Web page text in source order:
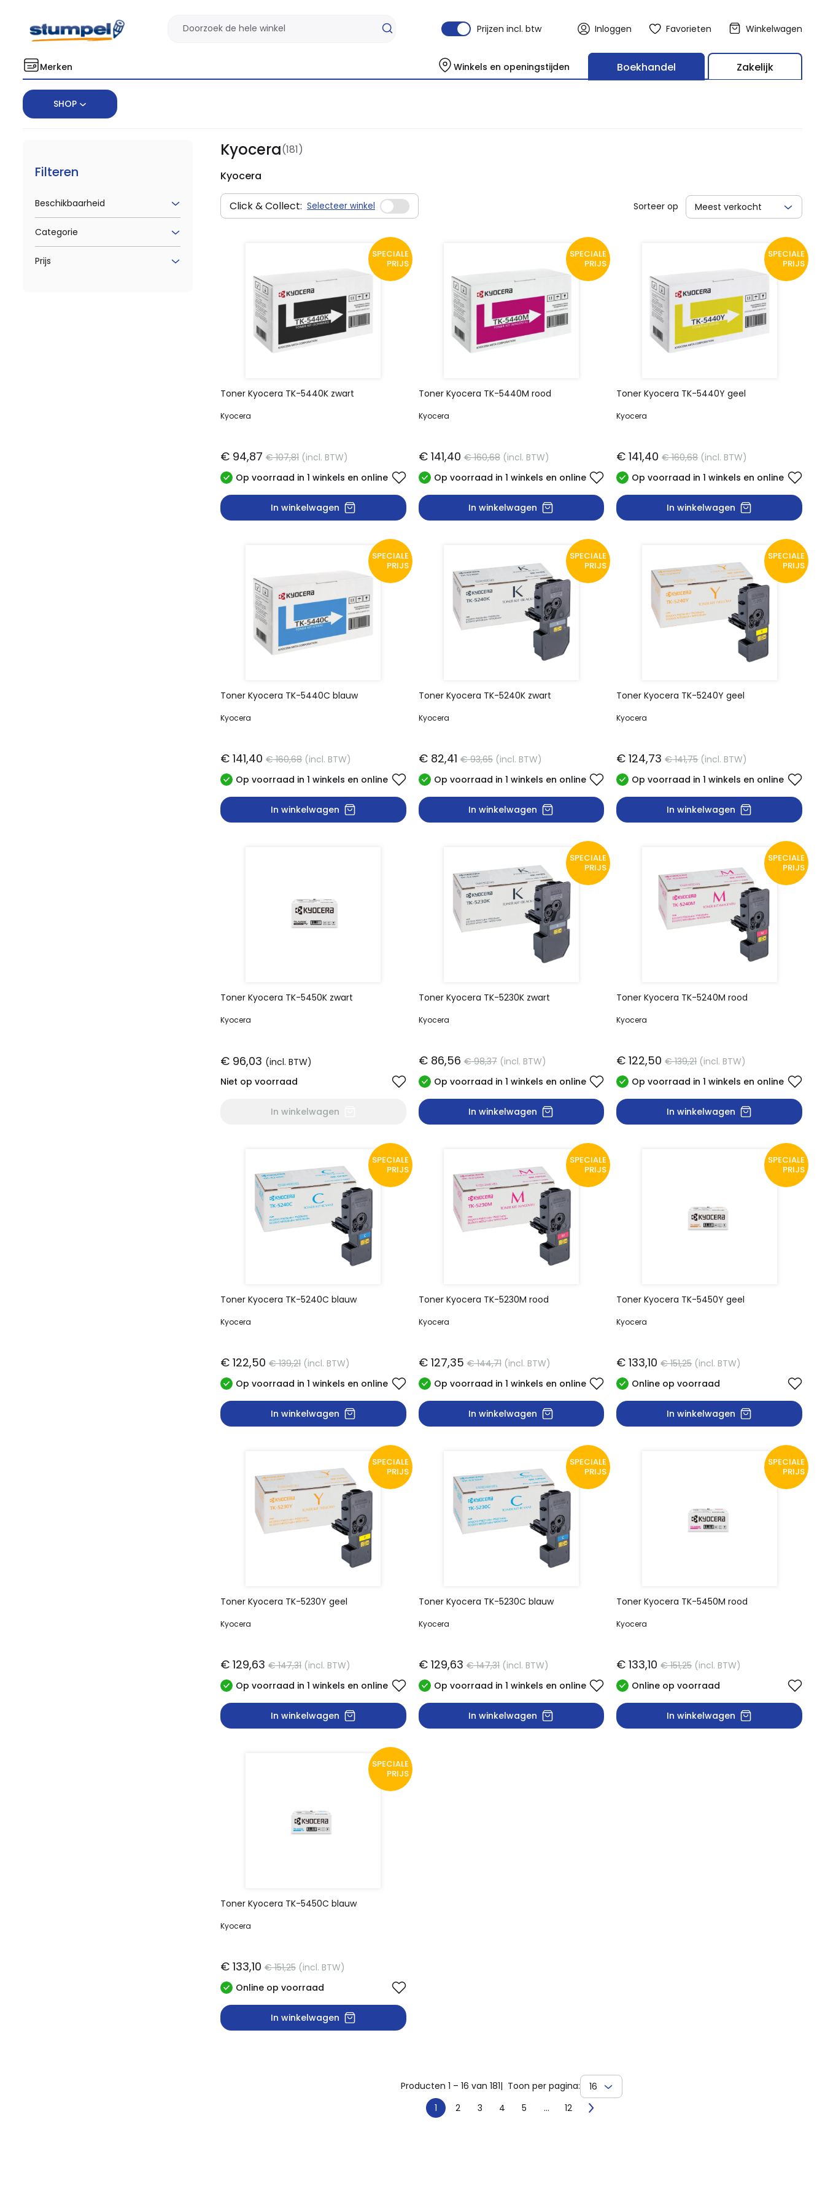
Prijzen incl. btw Inloggen Favorieten Winkelwagen
Merken Winkels en openingstijden Boekhandel Zakelijk
SHOP
Home Merken Kyocera
Filteren
Beschikbaarheid
Categorie
Prijs
Kyocera(181)
Kyocera
Click & Collect: Selecteer winkel Sorteer op Meest verkocht
SPECIALE
PRIJS
Toner Kyocera TK-5440K zwart
Kyocera
€ 94,87 € 107,81 (incl. BTW)
Op voorraad in 1 winkels en online
In winkelwagen
SPECIALE
PRIJS
Toner Kyocera TK-5440M rood
Kyocera
€ 141,40€ 160,68 (incl. BTW)
Op voorraad in 1 winkels en online
In winkelwagen
SPECIALE
PRIJS
Toner Kyocera TK-5440Y geel
Kyocera
€ 141,40€ 160,68 (incl. BTW)
Op voorraad in 1 winkels en online
In winkelwagen
SPECIALE
PRIJS
Toner Kyocera TK-5440C blauw
Kyocera
€ 141,40 € 160,68 (incl. BTW)
Op voorraad in 1 winkels en online
In winkelwagen
SPECIALE
PRIJS
Toner Kyocera TK-5240K zwart
Kyocera
€ 82,41€ 93,65 (incl. BTW)
Op voorraad in 1 winkels en online
In winkelwagen
SPECIALE
PRIJS
Toner Kyocera TK-5240Y geel
Kyocera
€ 124,73€ 141,75 (incl. BTW)
Op voorraad in 1 winkels en online
In winkelwagen
Toner Kyocera TK-5450K zwart
Kyocera
€ 96,03 (incl. BTW)
Niet op voorraad
In winkelwagen
SPECIALE
PRIJS
Toner Kyocera TK-5230K zwart
Kyocera
€ 86,56€ 98,37 (incl. BTW)
Op voorraad in 1 winkels en online
In winkelwagen
SPECIALE
PRIJS
Toner Kyocera TK-5240M rood
Kyocera
€ 122,50€ 139,21 (incl. BTW)
Op voorraad in 1 winkels en online
In winkelwagen
SPECIALE
PRIJS
Toner Kyocera TK-5240C blauw
Kyocera
€ 122,50 € 139,21 (incl. BTW)
Op voorraad in 1 winkels en online
In winkelwagen
SPECIALE
PRIJS
Toner Kyocera TK-5230M rood
Kyocera
€ 127,35€ 144,71 (incl. BTW)
Op voorraad in 1 winkels en online
In winkelwagen
SPECIALE
PRIJS
Toner Kyocera TK-5450Y geel
Kyocera
€ 133,10€ 151,25 (incl. BTW)
Online op voorraad
In winkelwagen
SPECIALE
PRIJS
Toner Kyocera TK-5230Y geel
Kyocera
€ 129,63 € 147,31 (incl. BTW)
Op voorraad in 1 winkels en online
In winkelwagen
SPECIALE
PRIJS
Toner Kyocera TK-5230C blauw
Kyocera
€ 129,63€ 147,31 (incl. BTW)
Op voorraad in 1 winkels en online
In winkelwagen
SPECIALE
PRIJS
Toner Kyocera TK-5450M rood
Kyocera
€ 133,10€ 151,25 (incl. BTW)
Online op voorraad
In winkelwagen
SPECIALE
PRIJS
Toner Kyocera TK-5450C blauw
Kyocera
€ 133,10 € 151,25 (incl. BTW)
Online op voorraad
In winkelwagen
Producten 1 – 16 van 181| Toon per pagina:
16
1
2 3 4 5 ... 12